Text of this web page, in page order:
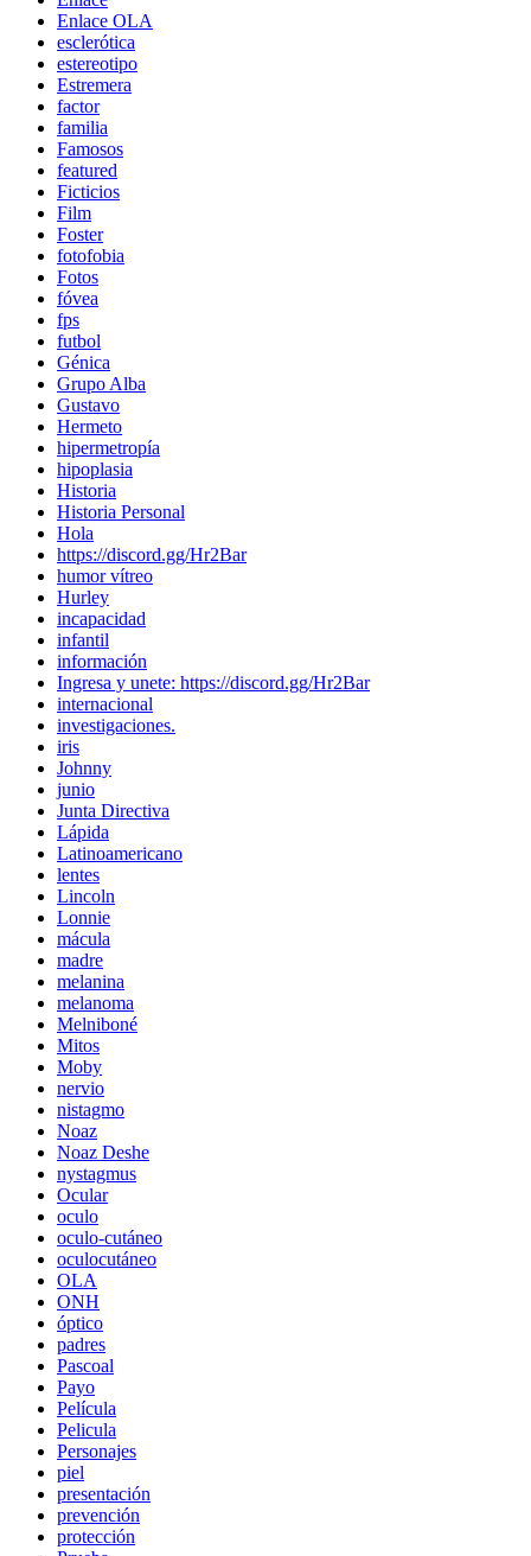
Enlace OLA
esclerótica
estereotipo
Estremera
factor
familia
Famosos
featured
Ficticios
Film
Foster
fotofobia
Fotos
fóvea
fps
futbol
Génica
Grupo Alba
Gustavo
Hermeto
hipermetropía
hipoplasia
Historia
Historia Personal
Hola
https://discord.gg/Hr2Bar
humor vítreo
Hurley
incapacidad
infantil
información
Ingresa y unete: https://discord.gg/Hr2Bar
internacional
investigaciones.
iris
Johnny
junio
Junta Directiva
Lápida
Latinoamericano
lentes
Lincoln
Lonnie
mácula
madre
melanina
melanoma
Melniboné
Mitos
Moby
nervio
nistagmo
Noaz
Noaz Deshe
nystagmus
Ocular
oculo
oculo-cutáneo
oculocutáneo
OLA
ONH
óptico
padres
Pascoal
Payo
Película
Pelicula
Personajes
piel
presentación
prevención
protección